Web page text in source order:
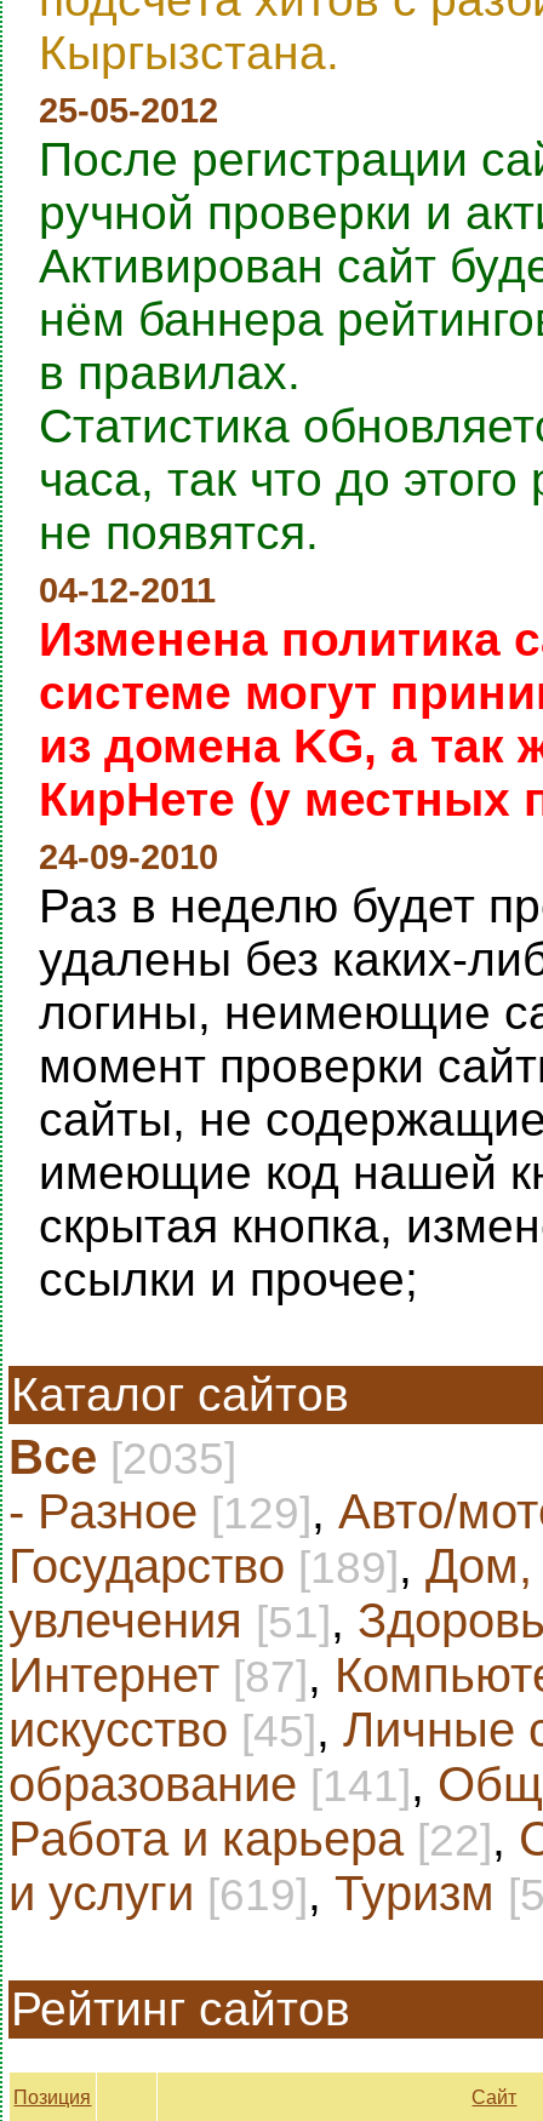
Кыргызстана.
25-05-2012
После регистрации
ручной проверки и
Активирован сайт
нём баннера
в правилах.
Статистика
часа, так что до
не появятся.
04-12-2011
Изменена политика
системе могут
из домена KG, а
КирНете (у местных
24-09-2010
Раз в неделю будет
удалены без каких-
логины, неимеющие
момент проверки
сайты, не
имеющие код нашей
скрытая кнопка,
ссылки и прочее;
Каталог сайтов
Все [2035]
- Разное [129], Авто/
Государство [189], Дом,
увлечения [51],
Интернет [87],
искусство [45], Личные
образование [141],
Работа и карьера [22],
и услуги [619], Туризм
Рейтинг сайтов
Позиция Сайт